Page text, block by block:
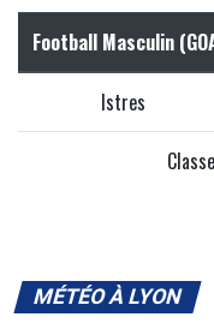
Football Masculin
Istres
MÉTÉO À LYON